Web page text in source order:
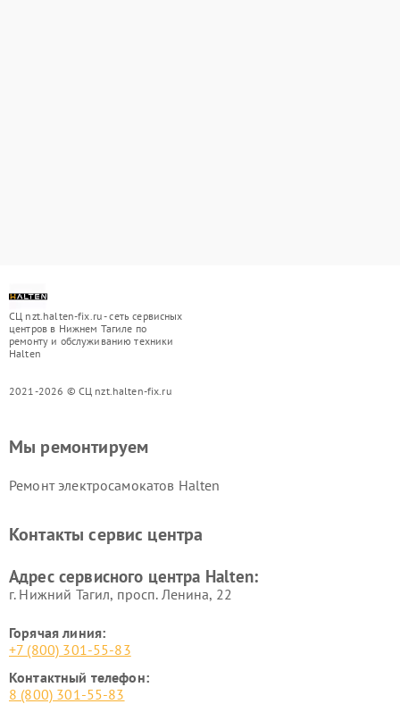
СЦ nzt.halten-fix.ru - сеть сервисных
центров в Нижнем Тагиле по
ремонту и обслуживанию техники
Halten
2021-2026 © СЦ nzt.halten-fix.ru
Мы ремонтируем
Ремонт электросамокатов Halten
Контакты сервис центра
Адрес сервисного центра Halten:
г. Нижний Тагил, просп. Ленина, 22
Горячая линия:
+7 (800) 301-55-83
Контактный телефон:
8 (800) 301-55-83